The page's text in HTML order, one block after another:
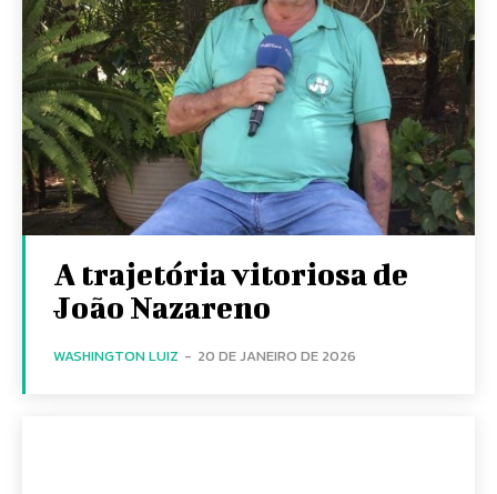
A trajetória vitoriosa de
João Nazareno
WASHINGTON LUIZ - 20 DE JANEIRO DE 2026